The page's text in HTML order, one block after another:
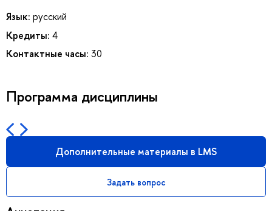
Язык: русский
Кредиты: 4
Контактные часы: 30
Программа дисциплины
Дополнительные материалы в LMS
Задать вопрос